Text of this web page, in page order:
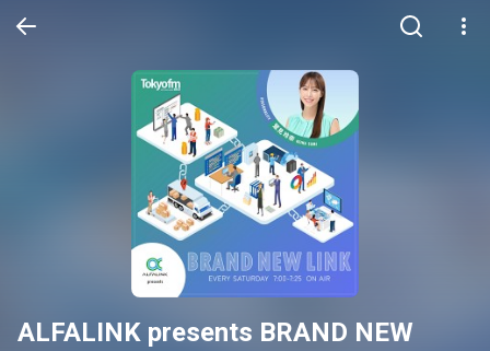
ALFALINK presents BRAND NEW